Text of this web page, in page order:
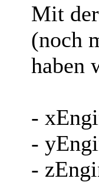
Mit
(noch
haben
-
-
-